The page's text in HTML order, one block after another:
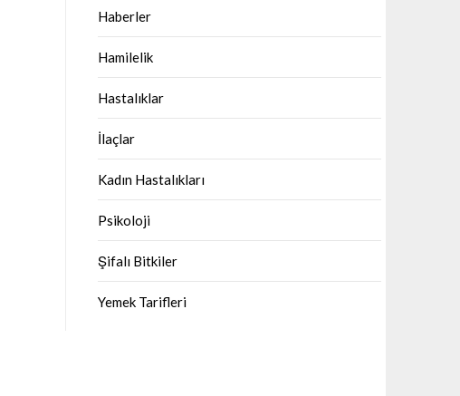
Haberler
Hamilelik
Hastalıklar
İlaçlar
Kadın Hastalıkları
Psikoloji
Şifalı Bitkiler
Yemek Tarifleri